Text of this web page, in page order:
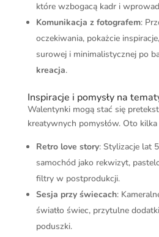
które wzbogacą kadr i
Komunikacja z fotografem:
oczekiwania, pokażcie
surowej i minimalistycznej po
kreacja.
Inspiracje i pomysły na
Walentynki mogą stać się
kreatywnych pomysłów. Oto kilka
Retro love story: Stylizacje lat
samochód jako rekwizyt,
filtry w postprodukcji.
Sesja przy świecach:
światło świec, przytulne
poduszki.